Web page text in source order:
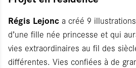
Régis Lejonc a créé 9
d’une fille née princesse et qui
vies extraordinaires au fil des
différentes. Vies confiées à de